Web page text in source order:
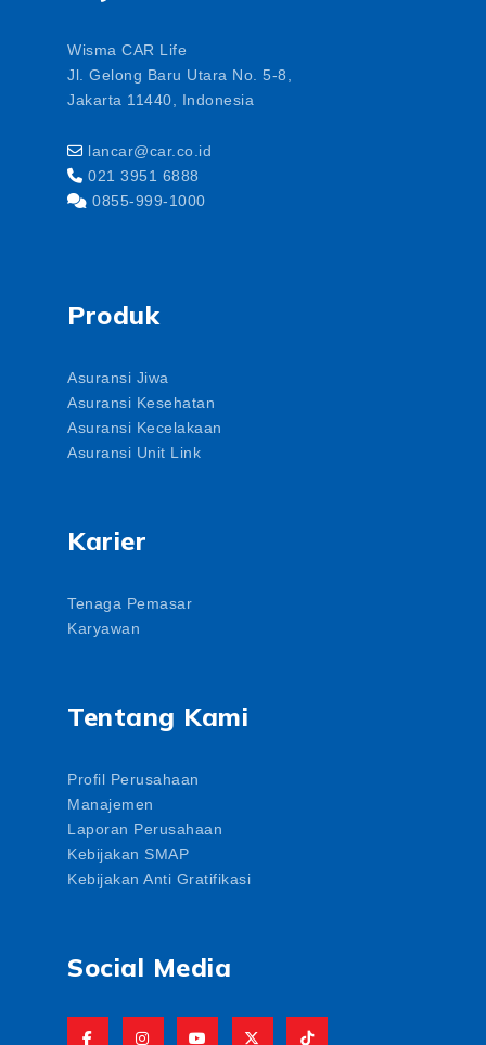
Wisma CAR Life
Jl. Gelong Baru Utara No. 5-8,
Jakarta 11440, Indonesia
lancar@car.co.id
021 3951 6888
0855-999-1000
Produk
Asuransi Jiwa
Asuransi Kesehatan
Asuransi Kecelakaan
Asuransi Unit Link
Karier
Tenaga Pemasar
Karyawan
Tentang Kami
Profil Perusahaan
Manajemen
Laporan Perusahaan
Kebijakan SMAP
Kebijakan Anti Gratifikasi
Social Media